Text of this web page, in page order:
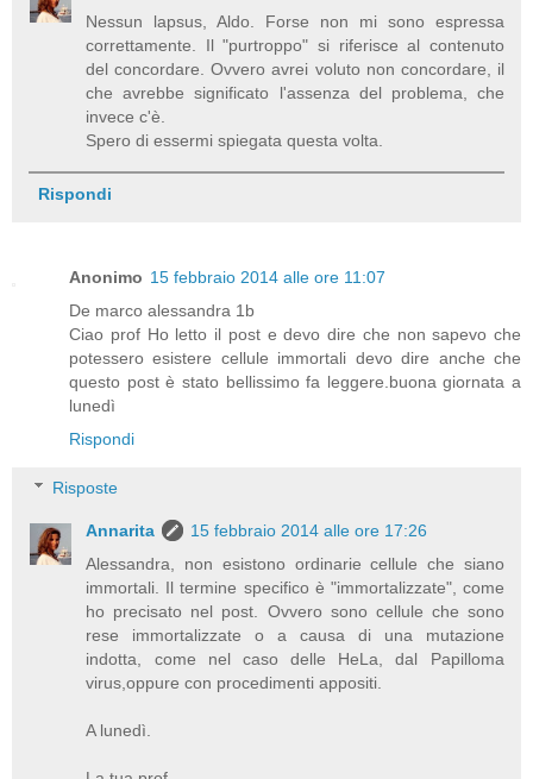
Nessun lapsus, Aldo. Forse non mi sono espressa
correttamente. Il "purtroppo" si riferisce al contenuto
del concordare. Ovvero avrei voluto non concordare, il
che avrebbe significato l'assenza del problema, che
invece c'è.
Spero di essermi spiegata questa volta.
Rispondi
Anonimo 15 febbraio 2014 alle ore 11:07
De marco alessandra 1b
Ciao prof Ho letto il post e devo dire che non sapevo che
potessero esistere cellule immortali devo dire anche che
questo post è stato bellissimo fa leggere.buona giornata a
lunedì
Rispondi
Risposte
Annarita
15 febbraio 2014 alle ore 17:26
Alessandra, non esistono ordinarie cellule che siano
immortali. Il termine specifico è "immortalizzate", come
ho precisato nel post. Ovvero sono cellule che sono
rese immortalizzate o a causa di una mutazione
indotta, come nel caso delle HeLa, dal Papilloma
virus,oppure con procedimenti appositi.
A lunedì.